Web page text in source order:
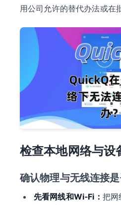
用公司允许的替代办法或在
检查本地网络与设
确认物理与无线连接
先看网线和Wi‑Fi： 把网